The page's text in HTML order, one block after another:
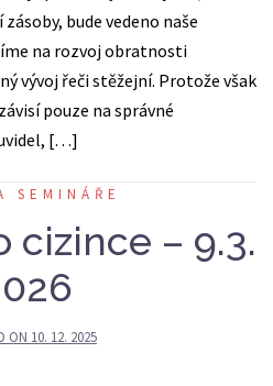
bude vedeno naše
na rozvoj obratnosti
vývoj řeči stěžejní. Protože však
pouze na správné
[…]
SEMINÁŘE
cizince – 9.3.
ON 10. 12. 2025